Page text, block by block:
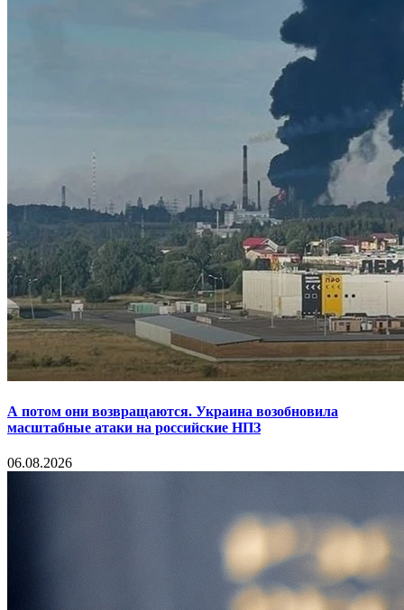
А потом они возвращаются. Украина возобновила
масштабные атаки на российские НПЗ
06.08.2026